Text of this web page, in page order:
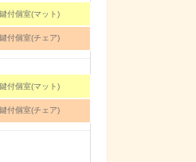
鍵付個室(マット)
鍵付個室(チェア)
鍵付個室(マット)
鍵付個室(チェア)